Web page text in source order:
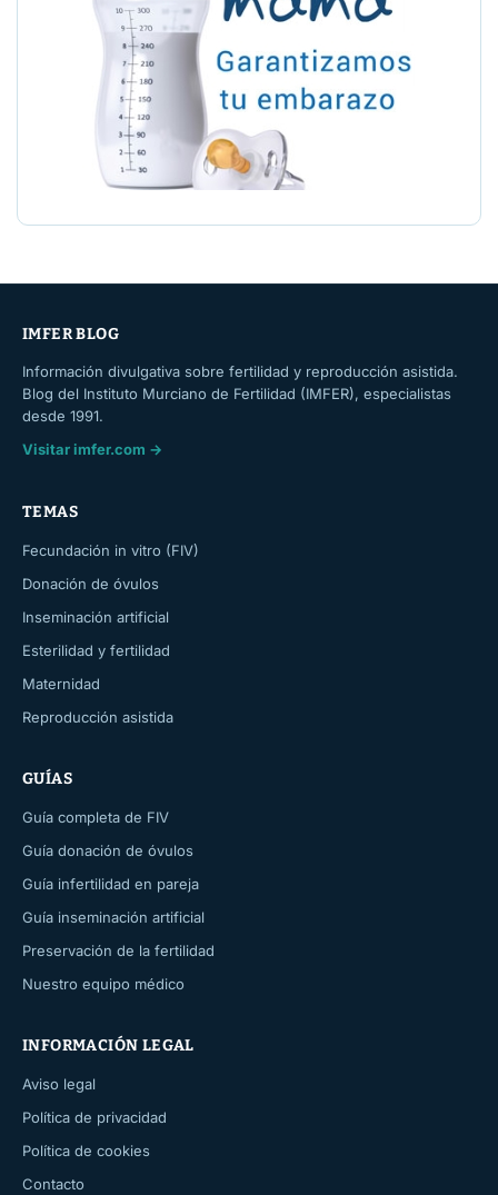
IMFER BLOG
Información divulgativa sobre fertilidad y reproducción asistida.
Blog del Instituto Murciano de Fertilidad (IMFER), especialistas
desde 1991.
Visitar imfer.com →
TEMAS
Fecundación in vitro (FIV)
Donación de óvulos
Inseminación artificial
Esterilidad y fertilidad
Maternidad
Reproducción asistida
GUÍAS
Guía completa de FIV
Guía donación de óvulos
Guía infertilidad en pareja
Guía inseminación artificial
Preservación de la fertilidad
Nuestro equipo médico
INFORMACIÓN LEGAL
Aviso legal
Política de privacidad
Política de cookies
Contacto